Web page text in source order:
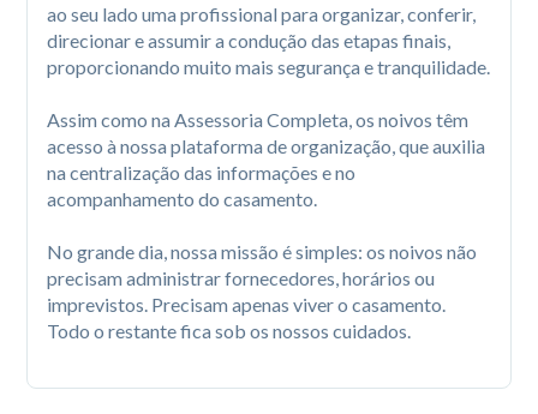
ao seu lado uma profissional para organizar, conferir,
direcionar e assumir a condução das etapas finais,
proporcionando muito mais segurança e tranquilidade.
Assim como na Assessoria Completa, os noivos têm
acesso à nossa plataforma de organização, que auxilia
na centralização das informações e no
acompanhamento do casamento.
No grande dia, nossa missão é simples: os noivos não
precisam administrar fornecedores, horários ou
imprevistos. Precisam apenas viver o casamento.
Todo o restante fica sob os nossos cuidados.